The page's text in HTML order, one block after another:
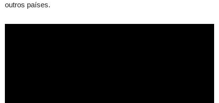
outros países.